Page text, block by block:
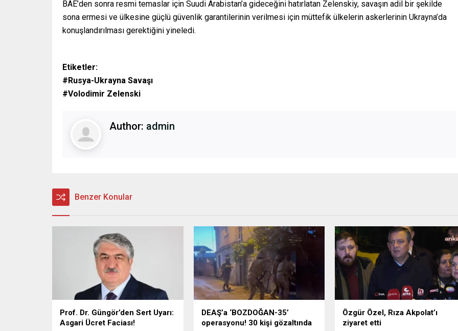
BAE’den sonra resmi temaslar için Suudi Arabistan’a gideceğini hatırlatan Zelenskiy, savaşın adil bir şekilde
sona ermesi ve ülkesine güçlü güvenlik garantilerinin verilmesi için müttefik ülkelerin askerlerinin Ukrayna’da
konuşlandırılması gerektiğini yineledi.
Etiketler:
#Rusya-Ukrayna Savaşı
#Volodimir Zelenski
Author: admin
Benzer Konular
Prof. Dr. Güngör’den Sert Uyarı:
Asgari Ücret Faciası!
DEAŞ’a ‘BOZDOĞAN-35’
operasyonu! 30 kişi gözaltında
Özgür Özel, Rıza Akpolat’ı
ziyaret etti